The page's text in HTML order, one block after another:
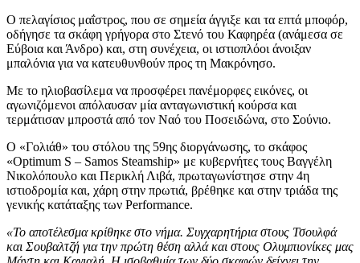
Ο πελαγίσιος μαΐστρος, που σε σημεία άγγιξε και τα επτά μποφόρ,
οδήγησε τα σκάφη γρήγορα στο Στενό του Καφηρέα (ανάμεσα σε
Εύβοια και Άνδρο) και, στη συνέχεια, οι ιστιοπλόοι άνοιξαν
μπαλόνια για να κατευθυνθούν προς τη Μακρόνησο.
Με το ηλιοβασίλεμα να προσφέρει πανέμορφες εικόνες, οι
αγωνιζόμενοι απόλαυσαν μία ανταγωνιστική κούρσα και
τερμάτισαν μπροστά από τον Ναό του Ποσειδώνα, στο Σούνιο.
Ο «Γολιάθ» του στόλου της 59ης διοργάνωσης, το σκάφος
«Optimum S – Samos Steamship» με κυβερνήτες τους Βαγγέλη
Νικολόπουλο και Περικλή Λιβά, πρωταγωνίστησε στην 4η
ιστιοδρομία και, χάρη στην πρωτιά, βρέθηκε και στην τριάδα της
γενικής κατάταξης των Performance.
«Το αποτέλεσμα κρίθηκε στο νήμα. Συγχαρητήρια στους Τσουλφά
και Σουβαλτζή για την πρώτη θέση αλλά και στους Ολυμπιονίκες μας